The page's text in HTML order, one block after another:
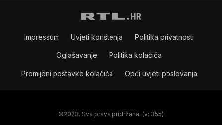
Impressum Uvjeti korištenja Politika privatnosti
Oglašavanje Politika kolačiča
Promijeni postavke kolačića Opći uvjeti poslovanja
©2023. Sva prava pridržana. (v: 355)